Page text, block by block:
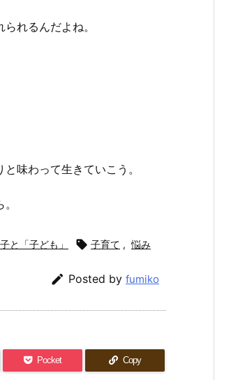
れるんだよね。
味わって生きていこう。
と「子ども」  子育て , 悩み
 Posted by fumiko
Pocket Copy